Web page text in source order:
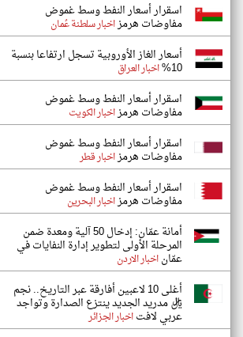
اسقرار أسعار النفط وسط غموض
مفاوضات هرمزاخبار سلطنة عُمان
أسعار الغاز الأوروبية تسجل ارتفاعا بنسبة
10% اخبار العراق
اسقرار أسعار النفط وسط غموض
مفاوضات هرمزاخبار الكويت
اسقرار أسعار النفط وسط غموض
مفاوضات هرمزاخبار قطر
اسقرار أسعار النفط وسط غموض
مفاوضات هرمزاخبار البحرين
أمانة عمّان: إدخال 50 آلية ومعدة ضمن
المرحلة الأولى لتطوير إدارة النفايات في
عمّاناخبار الاردن
أغلى 10 لاعبين أفارقة عبر التاريخ.. نجم
ريال مدريد الجديد ينتزع الصدارة وتواجد
عربي لافتاخبار الجزائر